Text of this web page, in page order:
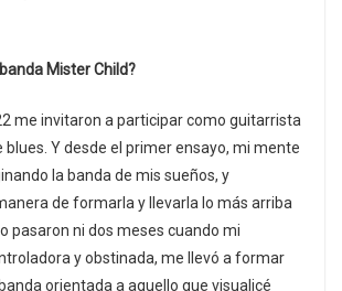
Mister Child?
me invitaron a participar como guitarrista
blues. Y desde el primer ensayo, mi mente
la banda de mis sueños, y
de formarla y llevarla lo más arriba
pasaron ni dos meses cuando mi
y obstinada, me llevó a formar
orientada a aquello que visualicé